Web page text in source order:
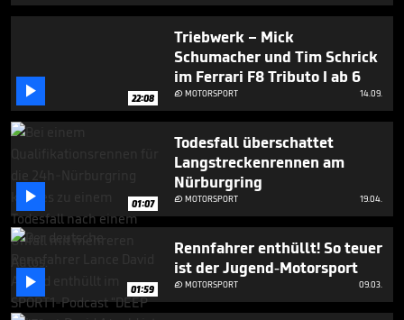
 22:08
Triebwerk – Mick
Schumacher und Tim Schrick
im Ferrari F8 Tributo I ab 6
MOTORSPORT 14.09.
 01:07
Todesfall überschattet
Langstreckenrennen am
Nürburgring
MOTORSPORT 19.04.
 01:59
Rennfahrer enthüllt! So teuer
ist der Jugend-Motorsport
MOTORSPORT 09.03.